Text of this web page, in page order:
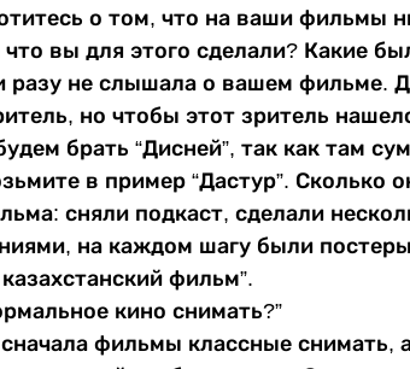
о том, что на ваши фильмы
вы для этого сделали? Какие
разу не слышала о вашем фильме.
но чтобы этот зритель
брать “Дисней”, так как там
в пример “Дастур”. Сколько
сняли подкаст, сделали
на каждом шагу были
фильм”.
кино снимать?”
фильмы классные снимать,